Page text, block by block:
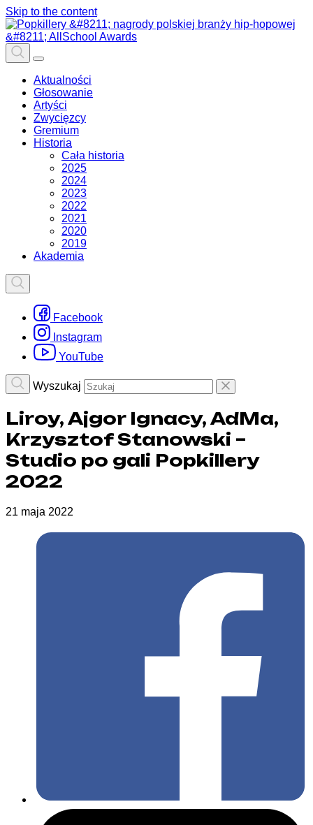
Skip to the content
Aktualności
Głosowanie
Artyści
Zwycięzcy
Gremium
Historia
Cała historia
2025
2024
2023
2022
2021
2020
2019
Akademia
Facebook
Instagram
YouTube
Wyszukaj
Liroy, Ajgor Ignacy, AdMa,
Krzysztof Stanowski –
Studio po gali Popkillery
2022
21 maja 2022